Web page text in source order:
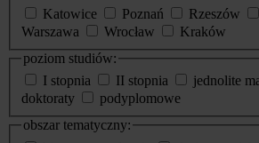
Katowice
Poznań Rzeszów
Warszawa
Wrocław
Kraków
poziom studiów:
I stopnia
II stopnia
jednolite
doktoraty
podyplomowe
obszar tematyczny: